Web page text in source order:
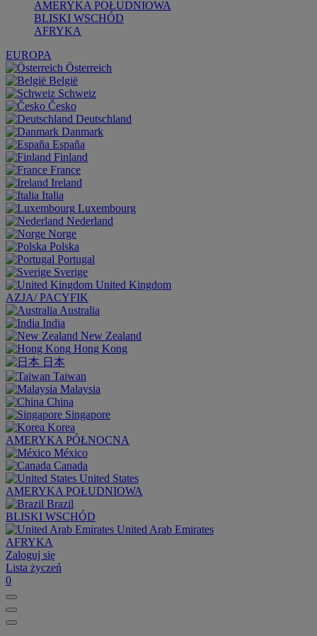
AMERYKA POŁUDNIOWA
BLISKI WSCHÓD
AFRYKA
EUROPA
Österreich
België
Schweiz
Česko
Deutschland
Danmark
España
Finland
France
Ireland
Italia
Luxembourg
Nederland
Norge
Polska
Portugal
Sverige
United Kingdom
AZJA/ PACYFIK
Australia
India
New Zealand
Hong Kong
日本
Taiwan
Malaysia
China
Singapore
Korea
AMERYKA PÓŁNOCNA
México
Canada
United States
AMERYKA POŁUDNIOWA
Brazil
BLISKI WSCHÓD
United Arab Emirates
AFRYKA
Zaloguj się
Lista życzeń
0